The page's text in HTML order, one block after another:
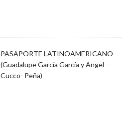
PASAPORTE LATINOAMERICANO
(Guadalupe García García y Angel -
Cucco- Peña)